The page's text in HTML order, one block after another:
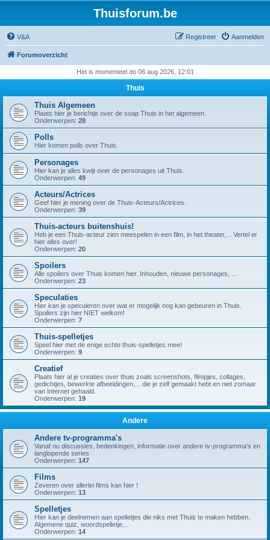
Thuisforum.be
V&A Aanmelden
Registreer
Forumoverzicht
Het is momenteel do 06 aug 2026, 12:01
Thuis
Thuis Algemeen
Plaats hier je berichtje over de soap Thuis in het algemeen.
Onderwerpen: 28
Polls
Hier komen polls over Thuis.
Personages
Hier kan je alles kwijt over de personages uit Thuis.
Onderwerpen: 49
Acteurs/Actrices
Geef hier je mening over de Thuis-Acteurs/Actrices.
Onderwerpen: 39
Thuis-acteurs buitenshuis!
Heb je een Thuis-acteur zien meespelen in een film, in het theater,... Vertel er
hier alles over!
Onderwerpen: 20
Spoilers
Alle spoilers over Thuis komen hier. Inhouden, nieuwe personages, ...
Onderwerpen: 23
Speculaties
Hier kan je speculeren over wat er mogelijk nog kan gebeuren in Thuis.
Spoilers zijn hier NIET welkom!
Onderwerpen: 7
Thuis-spelletjes
Speel hier met de enige echte thuis-spelletjes mee!
Onderwerpen: 9
Creatief
Plaats hier al je creaties over thuis zoals screenshots, filmpjes, collages,
gedichtjes, bewerkte afbeeldingen,... die je zelf gemaakt hebt en niet zomaar
van Internet gehaald.
Onderwerpen: 19
Andere
Andere tv-programma's
Vanaf nu discussies, bedenkingen, informatie over andere tv-programma's en
langlopende series
Onderwerpen: 147
Films
Zeveren over allerlei films kan hier !
Onderwerpen: 13
Spelletjes
Hier kan je deelnemen aan spelletjes die niks met Thuis te maken hebben.
Algemene quiz, woordspelletje,..
Onderwerpen: 14